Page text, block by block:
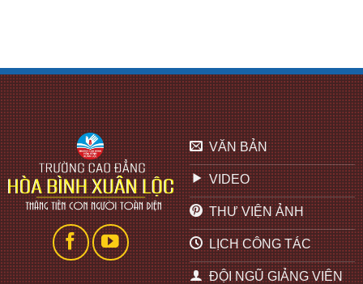
VĂN BẢN
VIDEO
THƯ VIỆN ẢNH
LỊCH CÔNG TÁC
ĐỘI NGŨ GIẢNG VIÊN